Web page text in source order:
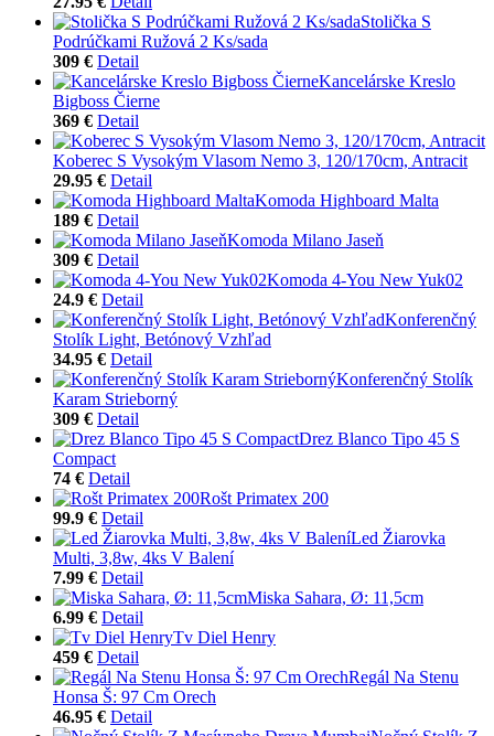
Stolička S
Podrúčkami Ružová 2 Ks/sada
309 € Detail
Kancelárske Kreslo
Bigboss Čierne
369 € Detail
Koberec S Vysokým Vlasom Nemo 3, 120/170cm, Antracit
29.95 € Detail
Komoda Highboard Malta
189 € Detail
Komoda Milano Jaseň
309 € Detail
Komoda 4-You New Yuk02
24.9 € Detail
Konferenčný
Stolík Light, Betónový Vzhľad
34.95 € Detail
Konferenčný Stolík
Karam Strieborný
309 € Detail
Drez Blanco Tipo 45 S
Compact
74 € Detail
Rošt Primatex 200
99.9 € Detail
Led Žiarovka
Multi, 3,8w, 4ks V Balení
7.99 € Detail
Miska Sahara, Ø: 11,5cm
6.99 € Detail
Tv Diel Henry
459 € Detail
Regál Na Stenu
Honsa Š: 97 Cm Orech
46.95 € Detail